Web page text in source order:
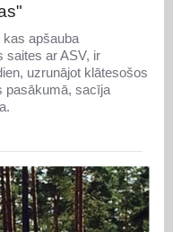
apšauba
saites ar ASV, ir
uzrunājot klātesošos
pasākumā, sacīja